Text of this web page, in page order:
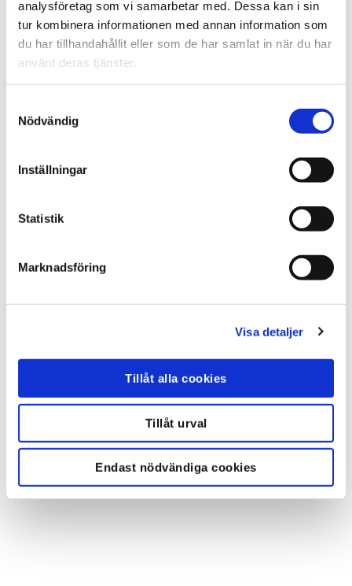
analysföretag som vi samarbetar med. Dessa kan i sin
tur kombinera informationen med annan information som
du har tillhandahållit eller som de har samlat in när du har
använt deras tjänster.
Nödvändig
Inställningar
Statistik
Marknadsföring
Visa detaljer
Tillåt alla cookies
Tillåt urval
Endast nödvändiga cookies
Hjärtfrekvens
RR-värden
Andning
Triaxiell accelerometer (X, Y och Z)
Hållningsvinkel för enheten i grader relativt vertikalt
Knowledge-